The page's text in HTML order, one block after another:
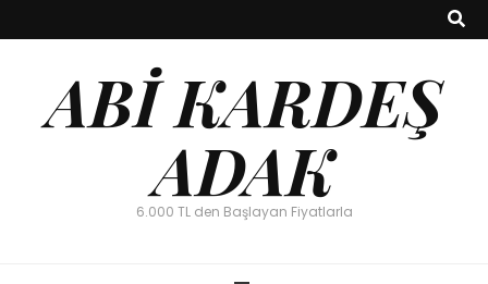
ABİ KARDEŞ
ADAK
6.000 TL den Başlayan Fiyatlarla